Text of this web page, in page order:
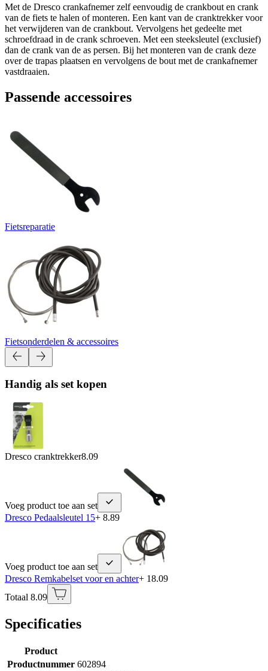
Met de Dresco crankafnemer zelf eenvoudig de crankbout en crank
van de fiets te halen of monteren. Een kant van de cranktrekker voor
het verwijderen van de crankbout. Vervolgens het gedeelte met
schroefdraad in de crank schroeven. Met een steeksleutel (exclusief)
dan de crank van de as persen. Bij het monteren van de crank deze
over de trapas plaatsen en vervolgens de bout met de crankafnemer
vastdraaien.
Passende accessoires
Fietsreparatie
Fietsonderdelen & accessoires
Handig als set kopen
Dresco cranktrekker8.09
Voeg product toe aan set
Dresco Pedaalsleutel 15+ 8.89
Voeg product toe aan set
Dresco Remkabelset voor en achter+ 18.09
Totaal 8.09
Specificaties
Product
Productnummer 602894